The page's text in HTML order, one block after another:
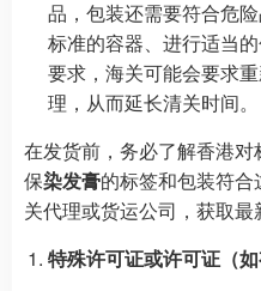
品，包装还需要符合危
标准的容器、进行适当
要求，海关可能会要求
理，从而延长清关时间。
在发货前，务必了解香港
保染发膏的标签和包装符
关代理或货运公司，获取最
特殊许可证或许可证（如